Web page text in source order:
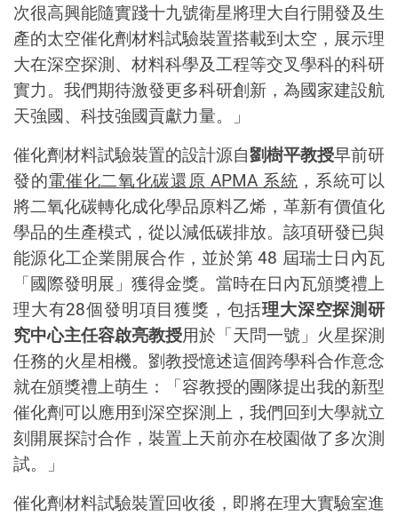
次很高興能隨實踐十九號衛星將理大自行開發及生
產的太空催化劑材料試驗裝置搭載到太空，展示理
大在深空探測、材料科學及工程等交叉學科的科研
實力。我們期待激發更多科研創新，為國家建設航
天強國、科技強國貢獻力量。」
催化劑材料試驗裝置的設計源自劉樹平教授早前研
發的電催化二氧化碳還原 APMA 系統 ，系統可以
將二氧化碳轉化成化學品原料乙烯，革新有價值化
學品的生產模式，從以減低碳排放。該項研發已與
能源化工企業開展合作，並於第 48 屆瑞士日內瓦
「國際發明展」獲得金獎。當時在日內瓦頒獎禮上
理大有28個發明項目獲獎，包括理大深空探測研
究中心主任容啟亮教授用於「天問一號」火星探測
任務的火星相機。劉教授憶述這個跨學科合作意念
就在頒獎禮上萌生 ：「容教授的團隊提出我的新型
催化劑可以應用到深空探測上，我們回到大學就立
刻開展探討合作， 裝置上天前亦在校園做了多次測
試。」
催化劑材料試驗裝置回收後，即將在理大實驗室進